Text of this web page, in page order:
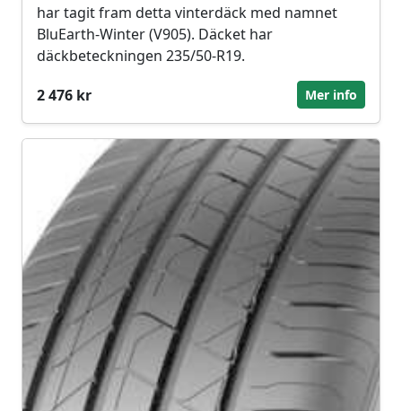
har tagit fram detta vinterdäck med namnet
BluEarth-Winter (V905). Däcket har
däckbeteckningen 235/50-R19.
2 476 kr
Mer info